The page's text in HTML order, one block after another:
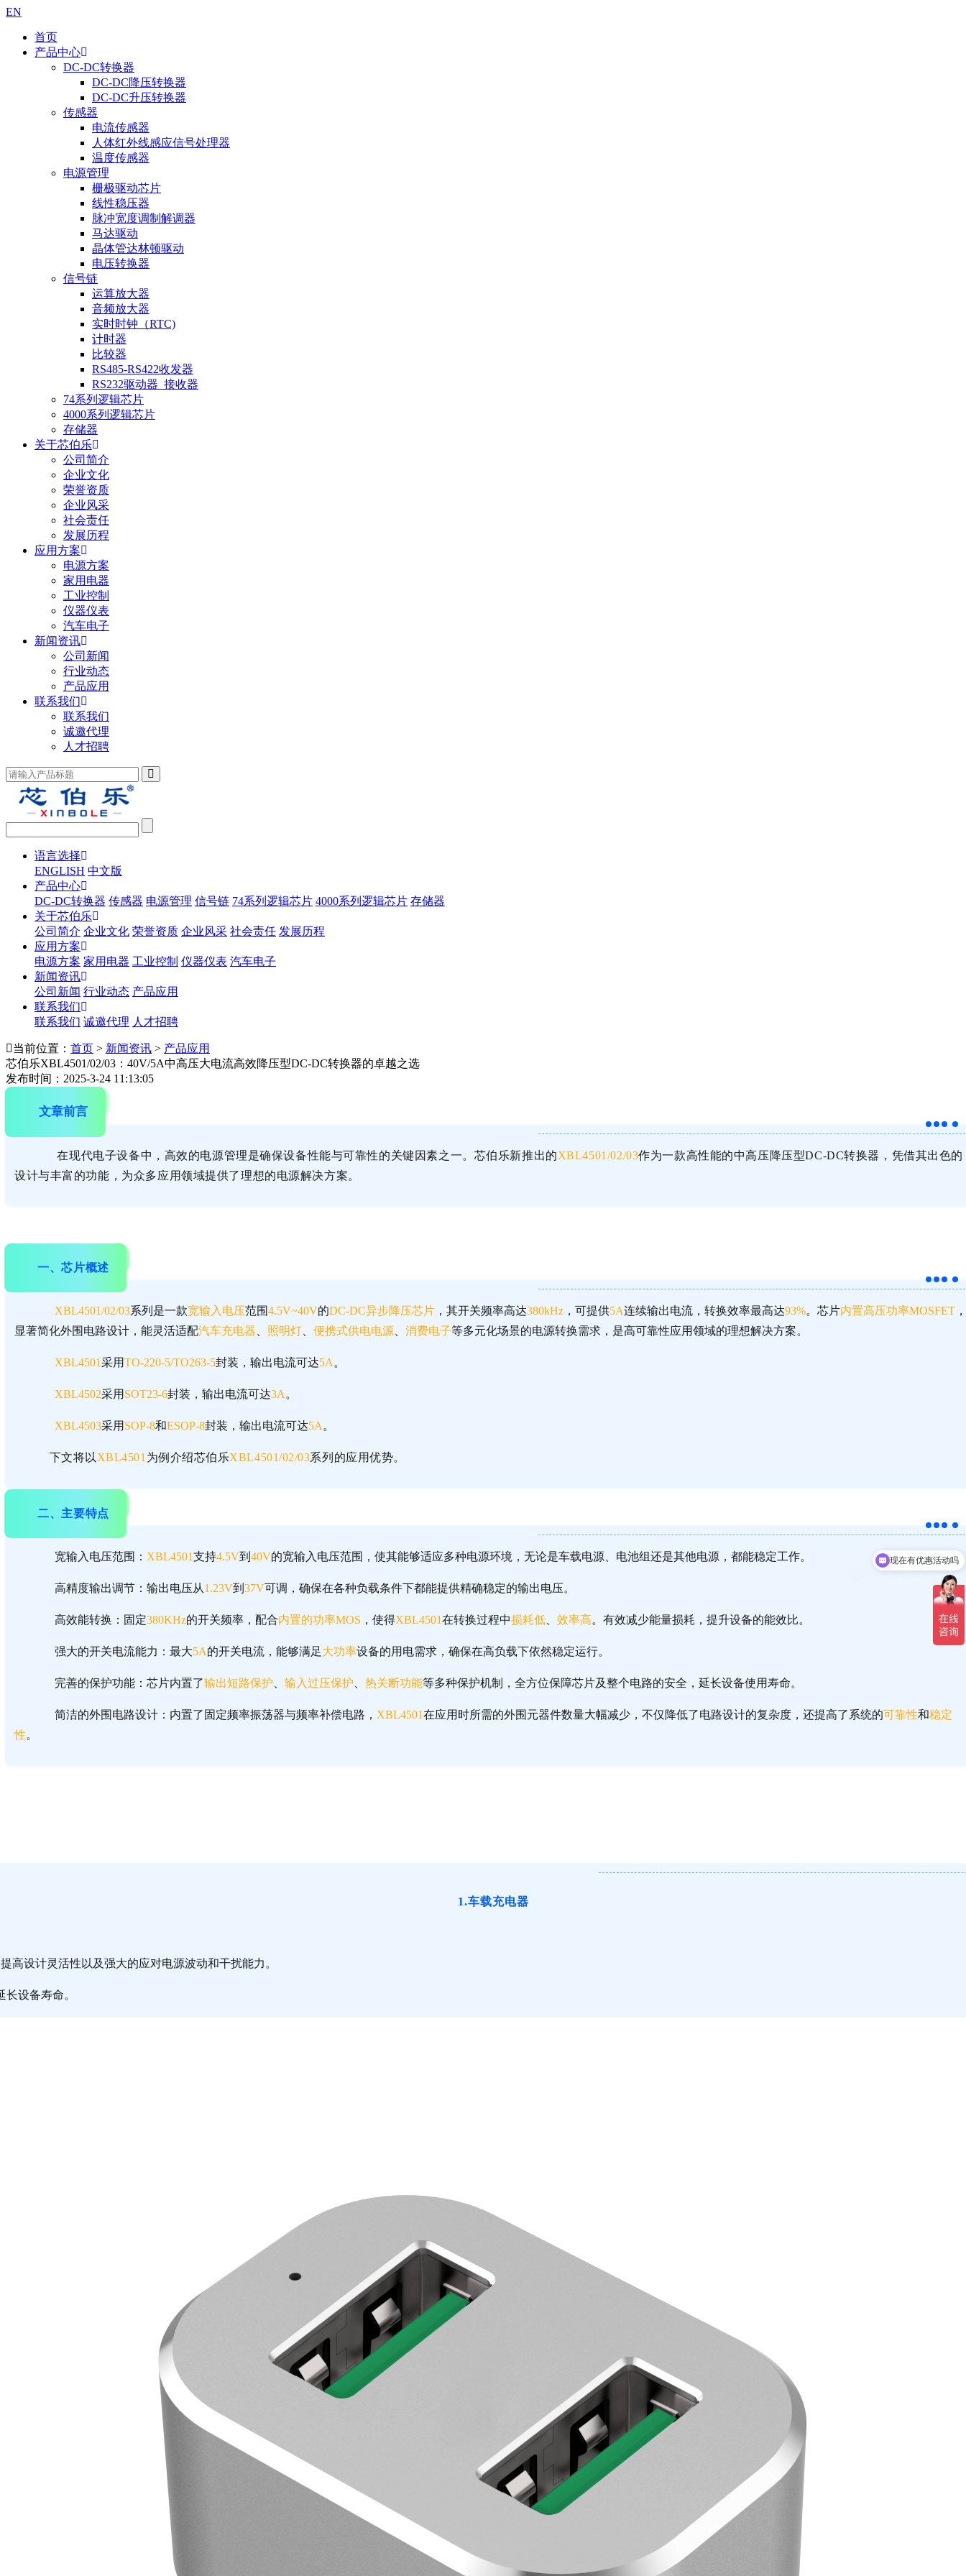
EN
首页
产品中心
DC-DC转换器
DC-DC降压转换器
DC-DC升压转换器
传感器
电流传感器
人体红外线感应信号处理器
温度传感器
电源管理
栅极驱动芯片
线性稳压器
脉冲宽度调制解调器
马达驱动
晶体管达林顿驱动
电压转换器
信号链
运算放大器
音频放大器
实时时钟（RTC)
计时器
比较器
RS485-RS422收发器
RS232驱动器_接收器
74系列逻辑芯片
4000系列逻辑芯片
存储器
关于芯伯乐
公司简介
企业文化
荣誉资质
企业风采
社会责任
发展历程
应用方案
电源方案
家用电器
工业控制
仪器仪表
汽车电子
新闻资讯
公司新闻
行业动态
产品应用
联系我们
联系我们
诚邀代理
人才招聘
语言选择
ENGLISH 中文版
产品中心
DC-DC转换器 传感器 电源管理 信号链 74系列逻辑芯片 4000系列逻辑芯片 存储器
关于芯伯乐
公司简介 企业文化 荣誉资质 企业风采 社会责任 发展历程
应用方案
电源方案 家用电器 工业控制 仪器仪表 汽车电子
新闻资讯
公司新闻 行业动态 产品应用
联系我们
联系我们 诚邀代理 人才招聘
当前位置： 首页 > 新闻资讯 > 产品应用
芯伯乐XBL4501/02/03：40V/5A中高压大电流高效降压型DC-DC转换器的卓越之选
发布时间：2025-3-24 11:13:05
文章前言
在现代电子设备中，高效的电源管理是确保设备性能与可靠性的关键因素之一。芯伯乐新推出的XBL4501/02/03作为一款高性能的中高压降压型DC-DC转换器，凭借其出色的
设计与丰富的功能，为众多应用领域提供了理想的电源解决方案。
一、芯片概述
XBL4501/02/03系列是一款宽输入电压范围4.5V~40V的DC-DC异步降压芯片 ，其开关频率高达380kHz ，可提供5A连续输出电流，转换效率最高达93%。芯片内置高压功率MOSFET ，
显著简化外围电路设计，能灵活适配汽车充电器 照明灯 便携式供电电源 消费电子等多元化场景的电源转换需求，是高可靠性应用领域的理想解决方案。
XBL4501采用TO-220-5/TO263-5封装，输出电流可达5A 。
XBL4502采用 SOT23-6封装，输出电流可达3A 。
XBL4503采用 SOP-8和ESOP-8封装，输出电流可达5A 。
下文将以 XBL4501 为例介绍芯伯乐XBL4501/02/03系列的应用优势。
二、主要特点
宽输入电压范围： XBL4501支持4.5V到 40V的宽输入电压范围，使其能够适应多种电源环境，无论是车载电源、电池组还是其他电源，都能稳定工作。
高精度输出调节：输出电压从1.23V到 37V可调，确保在各种负载条件下都能提供精确稳定的输出电压。
高效能转换：固定380KHz的开关频率，配合内置的功率MOS ，使得XBL4501在转换过程中损耗低 效率高。有效减少能量损耗，提升设备的能效比。
强大的开关电流能力：最大5A的开关电流，能够满足大功率设备的用电需求，确保在高负载下依然稳定运行。
完善的保护功能：芯片内置了输出短路保护 输入过压保护 热关断功能等多种保护机制，全方位保障芯片及整个电路的安全，延长设备使用寿命。
简洁的外围电路设计：内置了固定频率振荡器与频率补偿电路， XBL4501在应用时所需的外围元器件数量大幅减少，不仅降低了电路设计的复杂度，还提高了系统的可靠性和稳定
性。
1.车载充电器
高设计灵活性以及强大的应对电源波动和干扰能力。
设备寿命。
可以介绍下你们的产品么